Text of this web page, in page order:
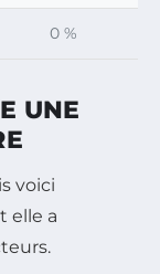
0 %
UNE
voici
elle a